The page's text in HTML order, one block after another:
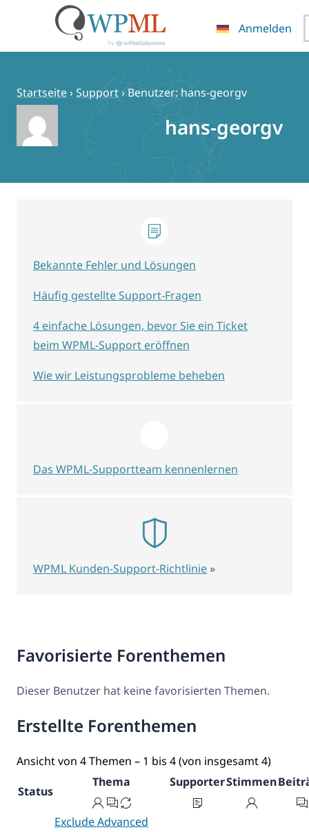
springen
Anmelden
Startseite›Support› Benutzer: hans-georgv
hans-georgv
Favorisierte Forenthemen
Dieser Benutzer hat keine favorisierten Themen.
Erstellte Forenthemen
Ansicht von 4 Themen – 1 bis 4 (von insgesamt 4)
Status
Thema SupporterStimmen
Exclude Advanced
Bekannte Fehler und Lösungen
Häufig gestellte Support-Fragen
4 einfache Lösungen, bevor Sie ein Ticket
beim WPML-Support eröffnen
Wie wir Leistungsprobleme beheben
Das WPML-Supportteam kennenlernen
WPML Kunden-Support-Richtlinie »